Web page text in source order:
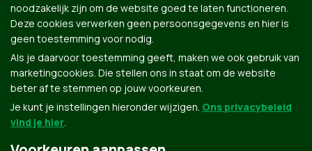
noodzakelijk zijn om de website goed te laten functioneren.
Deze cookies verwerken geen persoonsgegevens en hier is
geen toestemming voor nodig.
Als je daarvoor toestemming geeft, maken we ook gebruik van
marketingcookies. Die stellen ons in staat om de website
beter af te stemmen op jouw voorkeuren.
Je kunt je instellingen hieronder wijzigen. Ons privacybeleid
vind je hier.